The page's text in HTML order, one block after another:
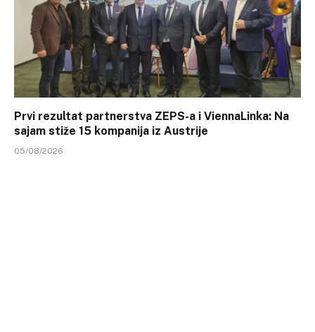
Prvi rezultat partnerstva ZEPS-a i ViennaLinka: Na
sajam stiže 15 kompanija iz Austrije
05/08/2026